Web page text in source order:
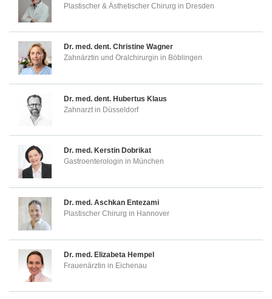
Plastischer & Ästhetischer Chirurg in Dresden
Dr. med. dent. Christine Wagner
Zahnärztin und Oralchirurgin in Böblingen
Dr. med. dent. Hubertus Klaus
Zahnarzt in Düsseldorf
Dr. med. Kerstin Dobrikat
Gastroenterologin in München
Dr. med. Aschkan Entezami
Plastischer Chirurg in Hannover
Dr. med. Elizabeta Hempel
Frauenärztin in Eichenau